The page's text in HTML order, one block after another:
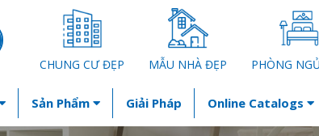
CHUNG CƯ ĐẸP MẪU NHÀ ĐẸP PHÒNG
Sản Phẩm Giải Pháp Online Catalogs